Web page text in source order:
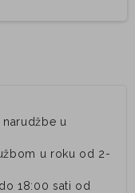
narudžbe u
u roku od 2-
18:00 sati od